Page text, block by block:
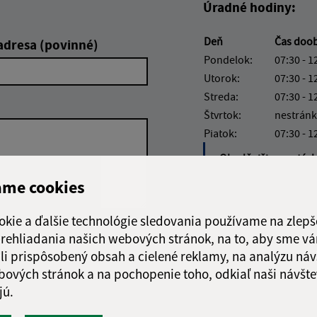
cookies
a ďalšie technológie sledovania používame na
našich webových stránok, na to, aby sme
prispôsobený obsah a cielené reklamy, na analýzu
stránok a na pochopenie toho, odkiaľ naši
(povinné)
Google reCaptcha Response
Odoslať správu
Úradné hodiny:
Deň Čas
Pondelok:
07:30 -
Utorok:
07:30 -
Streda:
07:30 -
Štvrtok:
Piatok:
07:30 -
Obedňajšia